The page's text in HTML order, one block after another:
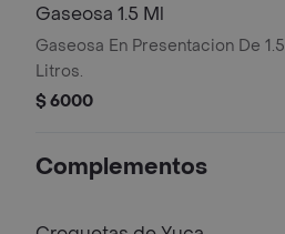
Gaseosa 1.5 Ml
Gaseosa En Presentacion De 1.5
Litros.
$ 6000
Complementos